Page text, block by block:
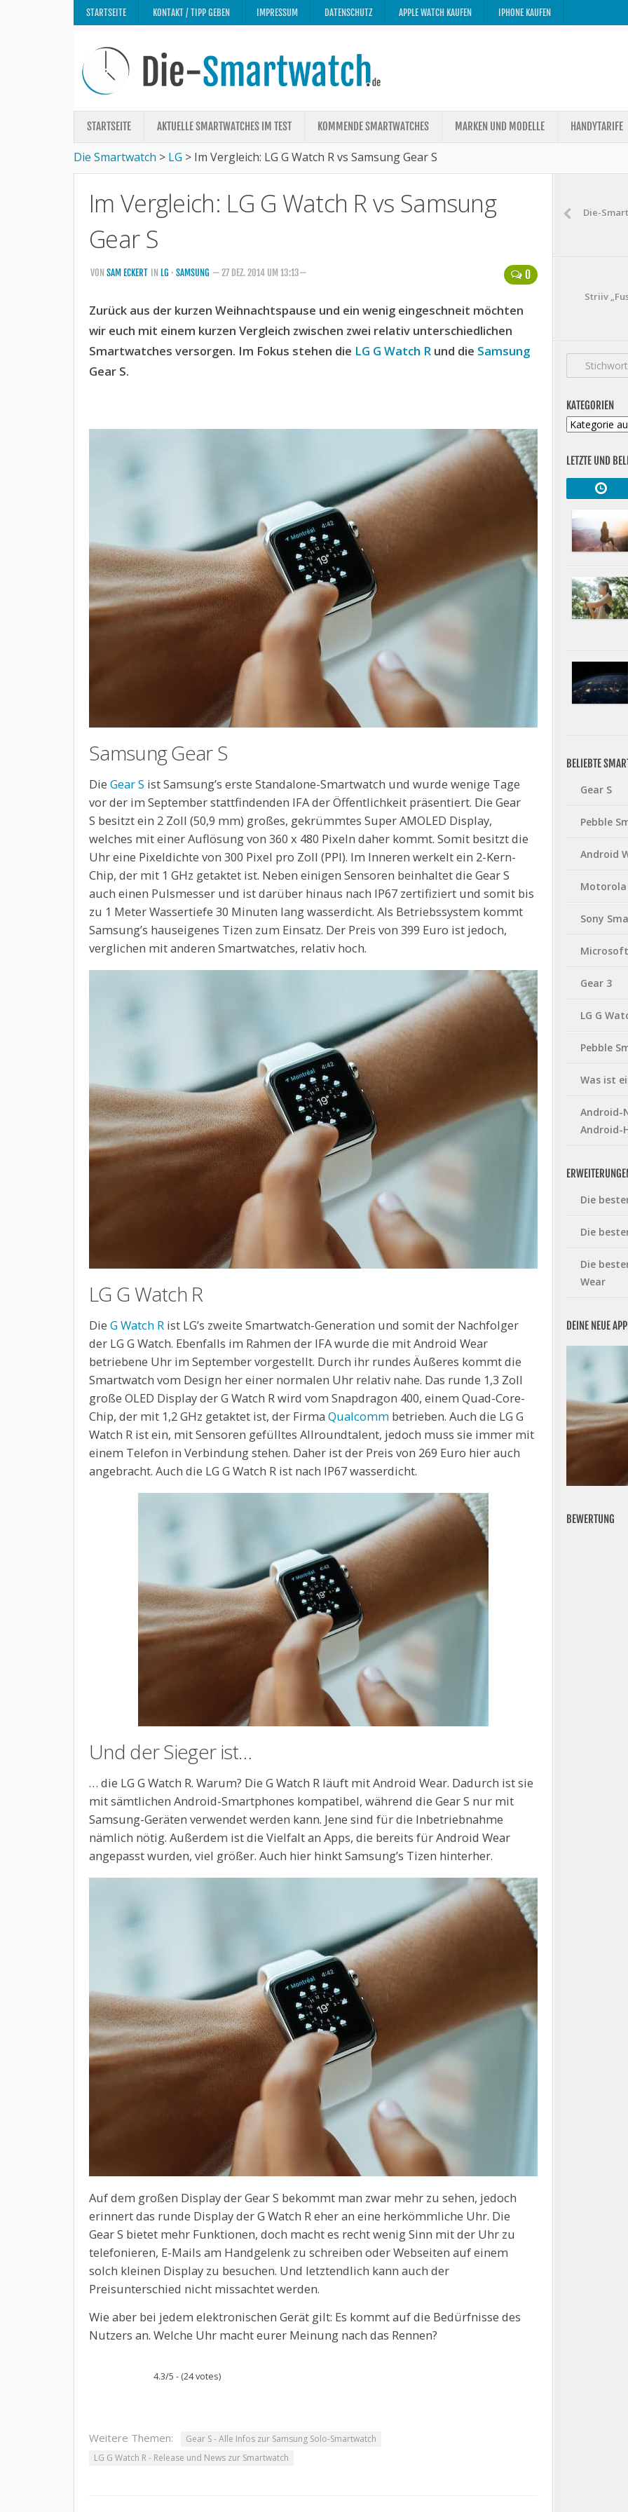
STARTSEITE KONTAKT / TIPP GEBEN IMPRESSUM DATENSCHUTZ APPLE WATCH KAUFEN IPHONE KAUFEN
STARTSEITE AKTUELLE SMARTWATCHES IM TEST KOMMENDE SMARTWATCHES MARKEN UND MODELLE HANDYTARIFE
Die Smartwatch > LG > Im Vergleich: LG G Watch R vs Samsung Gear S
Im Vergleich: LG G Watch R vs Samsung
Gear S
0
VON SAM ECKERT IN LG · SAMSUNG — 27 DEZ. 2014 UM 13:13—
Zurück aus der kurzen Weihnachtspause und ein wenig eingeschneit möchten
wir euch mit einem kurzen Vergleich zwischen zwei relativ unterschiedlichen
Smartwatches versorgen. Im Fokus stehen die LG G Watch R und die Samsung
Gear S.
Samsung Gear S
Die Gear S ist Samsung’s erste Standalone-Smartwatch und wurde wenige Tage
vor der im September stattfindenden IFA der Öffentlichkeit präsentiert. Die Gear
S besitzt ein 2 Zoll (50,9 mm) großes, gekrümmtes Super AMOLED Display,
welches mit einer Auflösung von 360 x 480 Pixeln daher kommt. Somit besitzt die
Uhr eine Pixeldichte von 300 Pixel pro Zoll (PPI). Im Inneren werkelt ein 2-Kern-
Chip, der mit 1 GHz getaktet ist. Neben einigen Sensoren beinhaltet die Gear S
auch einen Pulsmesser und ist darüber hinaus nach IP67 zertifiziert und somit bis
zu 1 Meter Wassertiefe 30 Minuten lang wasserdicht. Als Betriebssystem kommt
Samsung’s hauseigenes Tizen zum Einsatz. Der Preis von 399 Euro ist jedoch,
verglichen mit anderen Smartwatches, relativ hoch.
LG G Watch R
Die G Watch R ist LG’s zweite Smartwatch-Generation und somit der Nachfolger
der LG G Watch. Ebenfalls im Rahmen der IFA wurde die mit Android Wear
betriebene Uhr im September vorgestellt. Durch ihr rundes Äußeres kommt die
Smartwatch vom Design her einer normalen Uhr relativ nahe. Das runde 1,3 Zoll
große OLED Display der G Watch R wird vom Snapdragon 400, einem Quad-Core-
Chip, der mit 1,2 GHz getaktet ist, der Firma Qualcomm betrieben. Auch die LG G
Watch R ist ein, mit Sensoren gefülltes Allroundtalent, jedoch muss sie immer mit
einem Telefon in Verbindung stehen. Daher ist der Preis von 269 Euro hier auch
angebracht. Auch die LG G Watch R ist nach IP67 wasserdicht.
Und der Sieger ist…
… die LG G Watch R. Warum? Die G Watch R läuft mit Android Wear. Dadurch ist sie
mit sämtlichen Android-Smartphones kompatibel, während die Gear S nur mit
Samsung-Geräten verwendet werden kann. Jene sind für die Inbetriebnahme
nämlich nötig. Außerdem ist die Vielfalt an Apps, die bereits für Android Wear
angepasst wurden, viel größer. Auch hier hinkt Samsung’s Tizen hinterher.
Auf dem großen Display der Gear S bekommt man zwar mehr zu sehen, jedoch
erinnert das runde Display der G Watch R eher an eine herkömmliche Uhr. Die
Gear S bietet mehr Funktionen, doch macht es recht wenig Sinn mit der Uhr zu
telefonieren, E-Mails am Handgelenk zu schreiben oder Webseiten auf einem
solch kleinen Display zu besuchen. Und letztendlich kann auch der
Preisunterschied nicht missachtet werden.
Wie aber bei jedem elektronischen Gerät gilt: Es kommt auf die Bedürfnisse des
Nutzers an. Welche Uhr macht eurer Meinung nach das Rennen?
4.3/5 - (24 votes)
Weitere Themen:
Gear S - Alle Infos zur Samsung Solo-Smartwatch
LG G Watch R - Release und News zur Smartwatch
Die-
Striiv
KATEGORIEN
Kategorien
LETZTE UND
BELIEBTE
Gear S
Pebble
Android
Sony
Gear 3
LG G
Pebble
Was ist
Android-
Android-
Die
Die
Die
Wear
DEINE NEUE
BEWERTUNG